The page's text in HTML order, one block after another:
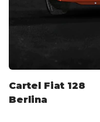
Cartel Fiat 128
Berlina